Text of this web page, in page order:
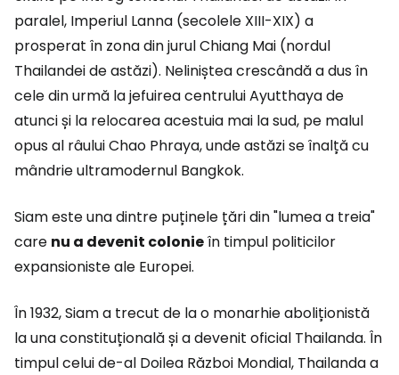
paralel, Imperiul Lanna (secolele XIII-XIX) a
prosperat în zona din jurul Chiang Mai (nordul
Thailandei de astăzi). Neliniștea crescândă a dus în
cele din urmă la jefuirea centrului Ayutthaya de
atunci și la relocarea acestuia mai la sud, pe malul
opus al râului Chao Phraya, unde astăzi se înalță cu
mândrie ultramodernul Bangkok.
Siam este una dintre puținele țări din "lumea a treia"
care nu a devenit colonieîn timpul politicilor
expansioniste ale Europei.
În 1932, Siam a trecut de la o monarhie aboliționistă
la una constituțională și a devenit oficial Thailanda. În
timpul celui de-al Doilea Război Mondial, Thailanda a